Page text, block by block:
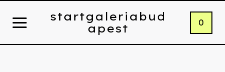
startgaleriabud
apest
0